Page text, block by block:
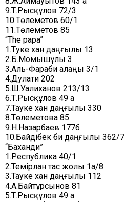
9.Т.Рысқұлов 72/3
10.Төлеметов 60/1
11.Төлеметов 85
“The papa”
1.Тәуке хан даңғылы 13
2.Б.Момышұлы 3
3.Аль-Фараби алаңы 3/1
4.Дулати 202
5.Ш.Уалиханов 213/13
6.Т.Рысқұлов 49 а
7.Тауке хан даңғылы 330
8.Төлеметова 85
9.Н.Назарбаев 177б
10.Байдібек би даңғылы 362/7
“Баханди”
1.Республика 40/1
2.Темірлан тас жолы 1а/8
3.Тауке хан даңғылы 112
4.А.Байтұрсынов 81
5.Т.Рысқұлов 49 а